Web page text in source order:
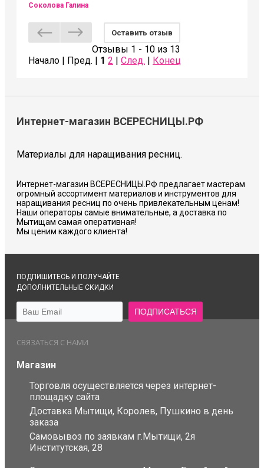
Соколова Галина
Оставить отзыв
Отзывы 1 - 10 из 13
Начало | Пред. | 1 2 След. Конец
Интернет-магазин ВСЕРЕСНИЦЫ.РФ
Материалы для наращивания ресниц.
Интернет-магазин ВСЕРЕСНИЦЫ.РФ предлагает мастерам
огромный ассортимент материалов и инструментов для
наращивания ресниц по очень привлекательным ценам!
Наши операторы самые внимательные, а доставка по
Мытищам самая оперативная!
Мы ценим каждого клиента!
ПОДПИШИТЕСЬ И ПОЛУЧАЙТЕ
ДОПОЛНИТЕЛЬНЫЕ СКИДКИ
СВЯЗАТЬСЯ С НАМИ
Магазин
Торговля осуществляется через интернет-
площадку сайта
Доставка Мытищи, Королев, Пушкино в день
заказа
Самовывоз по заявкам г.Мытищи, 2я
Институтская, 28